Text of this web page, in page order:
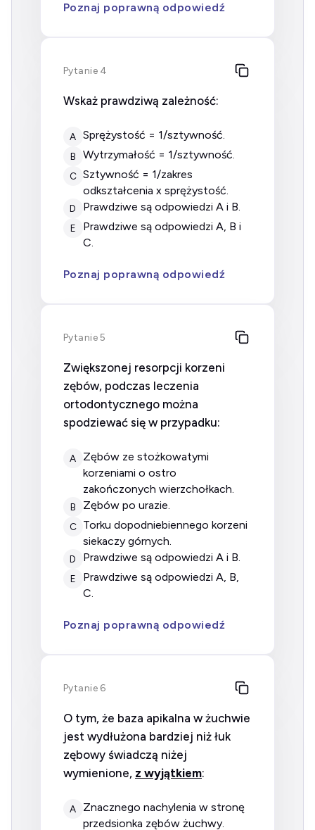
Poznaj poprawną odpowiedź
Pytanie 4
Wskaż prawdziwą zależność:
A sprężystość = 1/sztywność.
B wytrzymałość = 1/sztywność.
C sztywność = 1/zakres
odkształcenia x sprężystość.
D prawdziwe są odpowiedzi A i B.
E
prawdziwe są odpowiedzi A, B i
C.
Poznaj poprawną odpowiedź
Pytanie 5
Zwiększonej resorpcji korzeni
zębów, podczas leczenia
ortodontycznego można
spodziewać się w przypadku:
A
zębów ze stożkowatymi
korzeniami o ostro
zakończonych wierzchołkach.
B zębów po urazie.
C
torku dopodniebiennego korzeni
siekaczy górnych.
D prawdziwe są odpowiedzi A i B.
E
prawdziwe są odpowiedzi A, B,
C.
Poznaj poprawną odpowiedź
Pytanie 6
O tym, że baza apikalna w żuchwie
jest wydłużona bardziej niż łuk
zębowy świadczą niżej
wymienione, z wyjątkiem:
A
znacznego nachylenia w stronę
przedsionka zębów żuchwy.